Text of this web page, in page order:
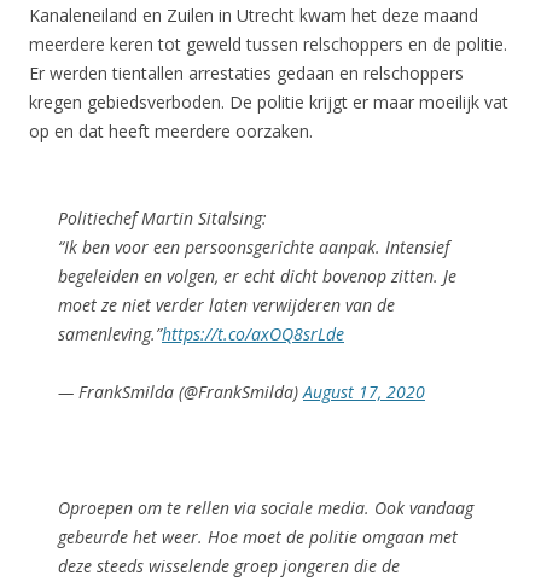
Kanaleneiland en Zuilen in Utrecht kwam het deze maand
meerdere keren tot geweld tussen relschoppers en de politie.
Er werden tientallen arrestaties gedaan en relschoppers
kregen gebiedsverboden. De politie krijgt er maar moeilijk vat
op en dat heeft meerdere oorzaken.
Politiechef Martin Sitalsing:
“Ik ben voor een persoonsgerichte aanpak. Intensief
begeleiden en volgen, er echt dicht bovenop zitten. Je
moet ze niet verder laten verwijderen van de
samenleving.”https://t.co/axOQ8srLde
— FrankSmilda (@FrankSmilda)August 17, 2020
Oproepen om te rellen via sociale media. Ook vandaag
gebeurde het weer. Hoe moet de politie omgaan met
deze steeds wisselende groep jongeren die de